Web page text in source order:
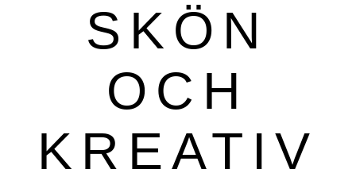
SKÖN
OCH
KREATIV